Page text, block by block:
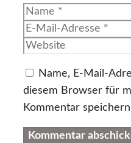
Name
Name, E-Mail-
diesem Browser für
Kommentar